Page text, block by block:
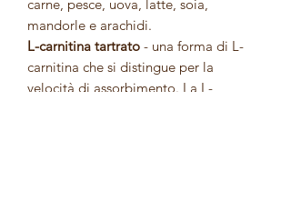
carne, pesce, uova, latte, soia,
mandorle e arachidi.
L-carnitina tartrato - una forma di L-
carnitina che si distingue per la
velocità di assorbimento. La L-